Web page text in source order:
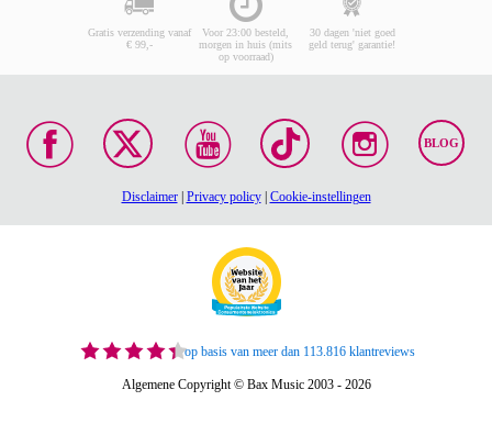
Gratis verzending vanaf
€ 99,-
Voor 23:00 besteld,
morgen in huis (mits
op voorraad)
30 dagen 'niet goed
geld terug' garantie!
BLOG
Disclaimer| Privacy policy| Cookie-instellingen
op basis van meer dan 113.816 klantreviews
Algemene Copyright © Bax Music 2003 - 2026